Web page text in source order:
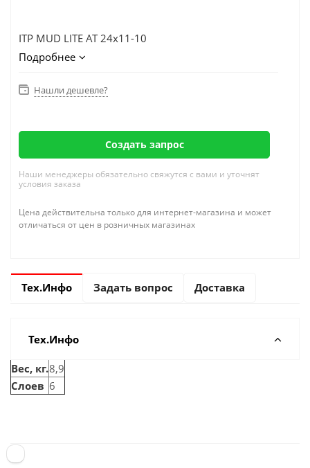
ITP MUD LITE AT 24x11-10
Подробнее
Нашли дешевле?
Создать запрос
Наши менеджеры обязательно свяжутся с вами и уточнят
условия заказа
Цена действительна только для интернет-магазина и может
отличаться от цен в розничных магазинах
Тех.Инфо Задать вопрос Доставка
Тех.Инфо
Вес, кг.8,9
Слоев 6